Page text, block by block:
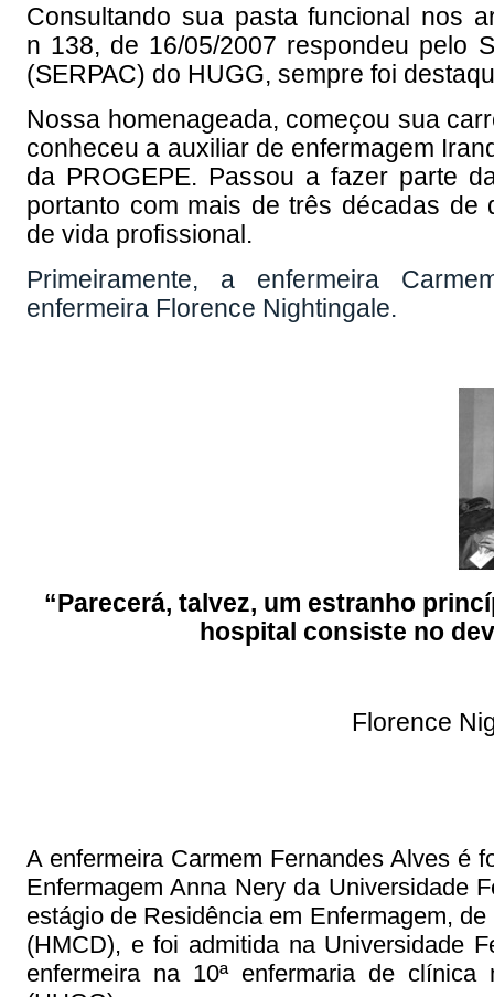
Consultando sua pasta funcional nos
n 138, de 16/05/2007 respondeu pelo
(SERPAC) do HUGG, sempre foi
Nossa homenageada, começou sua
conheceu a auxiliar de enfermagem
da PROGEPE. Passou a fazer parte
portanto com mais de três décadas de
de vida profissional.
Primeiramente, a enfermeira
enfermeira Florence Nightingale.
“Parecerá, talvez, um estranho
hospital consiste no
Florence
A enfermeira Carmem Fernandes Alves é
Enfermagem Anna Nery da Universidade
estágio de Residência em Enfermagem,
(HMCD), e foi admitida na Universidade
enfermeira na 10ª enfermaria de